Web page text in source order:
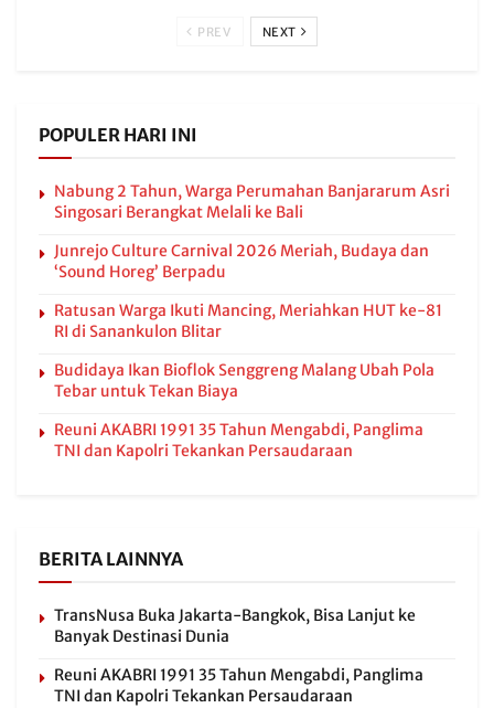
PREV NEXT
POPULER HARI INI
Nabung 2 Tahun, Warga Perumahan Banjararum Asri
Singosari Berangkat Melali ke Bali
Junrejo Culture Carnival 2026 Meriah, Budaya dan
‘Sound Horeg’ Berpadu
Ratusan Warga Ikuti Mancing, Meriahkan HUT ke-81
RI di Sanankulon Blitar
Budidaya Ikan Bioflok Senggreng Malang Ubah Pola
Tebar untuk Tekan Biaya
Reuni AKABRI 1991 35 Tahun Mengabdi, Panglima
TNI dan Kapolri Tekankan Persaudaraan
BERITA LAINNYA
TransNusa Buka Jakarta-Bangkok, Bisa Lanjut ke
Banyak Destinasi Dunia
Reuni AKABRI 1991 35 Tahun Mengabdi, Panglima
TNI dan Kapolri Tekankan Persaudaraan